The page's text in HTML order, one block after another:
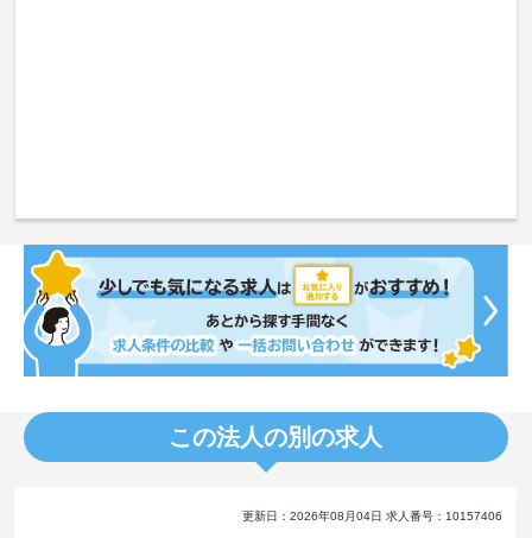
この法人の別の求人
更新日：2026年08月04日 求人番号：10157406